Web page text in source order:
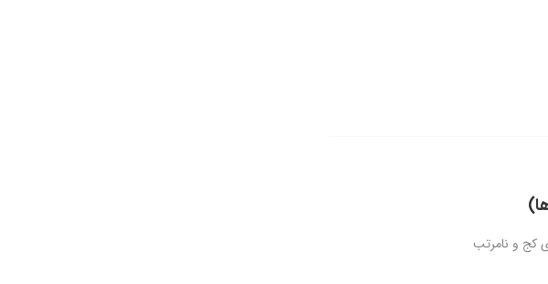
کج و نامرتب